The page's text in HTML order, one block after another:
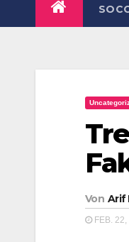
Von Arif
FEB. 22,